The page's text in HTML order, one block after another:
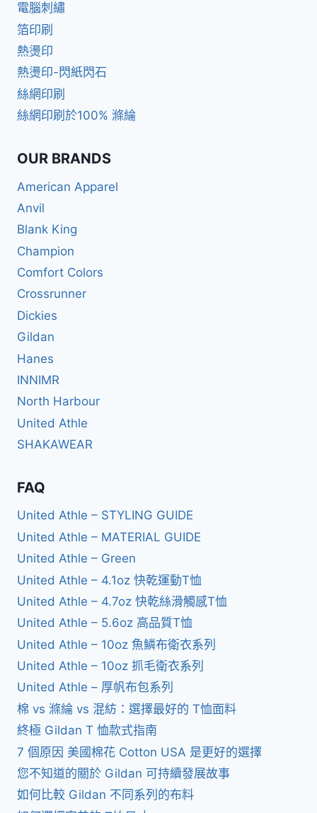
電腦刺繡
箔印刷
熱燙印
熱燙印-閃紙閃石
絲網印刷
絲網印刷於100% 滌綸
OUR BRANDS
American Apparel
Anvil
Blank King
Champion
Comfort Colors
Crossrunner
Dickies
Gildan
Hanes
INNIMR
North Harbour
United Athle
SHAKAWEAR
FAQ
United Athle – STYLING GUIDE
United Athle – MATERIAL GUIDE
United Athle – Green
United Athle – 4.1oz 快乾運動T恤
United Athle – 4.7oz 快乾絲滑觸感T恤
United Athle – 5.6oz 高品質T恤
United Athle – 10oz 魚鱗布衛衣系列
United Athle – 10oz 抓毛衛衣系列
United Athle – 厚帆布包系列
棉 vs 滌綸 vs 混紡：選擇最好的 T恤面料
終極 Gildan T 恤款式指南
7 個原因 美國棉花 Cotton USA 是更好的選擇
您不知道的關於 Gildan 可持續發展故事
如何比較 Gildan 不同系列的布料